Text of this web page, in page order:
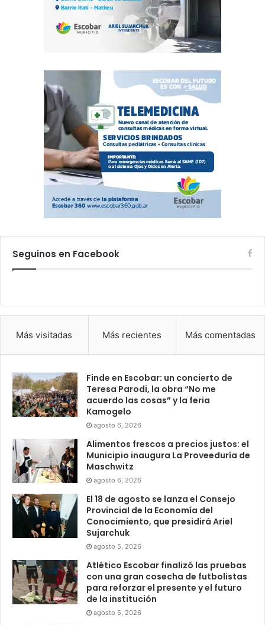
Seguinos en Facebook
Más visitadas Más recientes Más comentadas
Finde en Escobar: un concierto de
Teresa Parodi, la obra “No me
acuerdo las cosas” y la feria
Kamogelo
agosto 6, 2026
Alimentos frescos a precios justos: el
Municipio inaugura La Proveeduría de
Maschwitz
agosto 6, 2026
El 18 de agosto se lanza el Consejo
Provincial de la Economía del
Conocimiento, que presidirá Ariel
Sujarchuk
agosto 5, 2026
Atlético Escobar finalizó las pruebas
con una gran cosecha de futbolistas
para reforzar el presente y el futuro
de la institución
agosto 5, 2026